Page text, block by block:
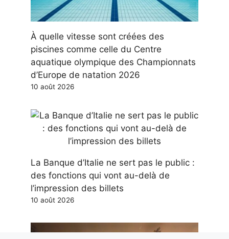
À quelle vitesse sont créées des
piscines comme celle du Centre
aquatique olympique des Championnats
d’Europe de natation 2026
10 août 2026
La Banque d’Italie ne sert pas le public :
des fonctions qui vont au-delà de
l’impression des billets
10 août 2026